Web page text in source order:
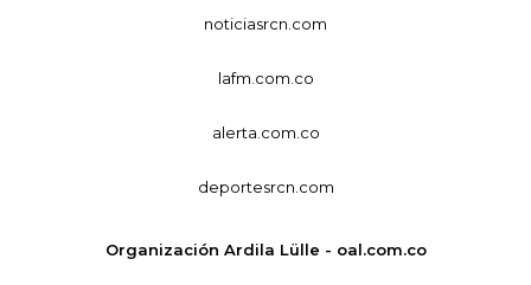
noticiasrcn.com
lafm.com.co
alerta.com.co
deportesrcn.com
Organización Ardila Lülle - oal.com.co